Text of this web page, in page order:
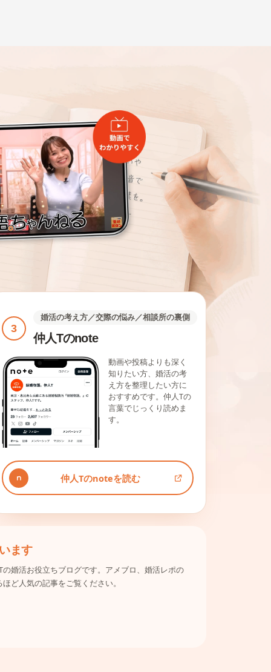
3
婚活の考え方／交際の悩み／相談所の裏側
仲人Tのnote
動画や投稿よりも深く
知りたい方、婚活の考
え方を整理したい方に
おすすめです。仲人Tの
言葉でじっくり読めま
す。
仲人Tのnoteを読む
ます
婚活お役立ちブログです。アメブロ、婚活レポの
ど人気の記事をご覧ください。